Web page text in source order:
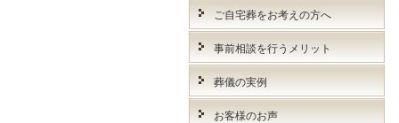
ご自宅葬をお考えの方へ
事前相談を行うメリット
葬儀の実例
お客様のお声